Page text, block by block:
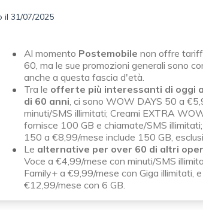
31/07/2025
Al momento Postemobile non offre
60, ma le sue promozioni generali sono
anche a questa fascia d'età.
Tra le offerte più interessanti di oggi
di 60 anni, ci sono WOW DAYS 50 a
minuti/SMS illimitati; Creami EXTRA
fornisce 100 GB e chiamate/SMS
150 a €8,99/mese include 150 GB,
Le alternative per over 60 di altri
Voce a €4,99/mese con minuti/SMS
Family+ a €9,99/mese con Giga illimitati,
€12,99/mese con 6 GB.